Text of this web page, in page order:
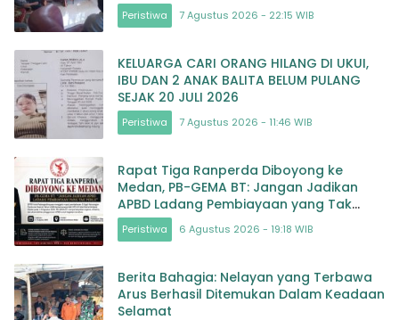
Peristiwa 7 Agustus 2026 - 22:15 WIB
KELUARGA CARI ORANG HILANG DI UKUI,
IBU DAN 2 ANAK BALITA BELUM PULANG
SEJAK 20 JULI 2026
Peristiwa 7 Agustus 2026 - 11:46 WIB
Rapat Tiga Ranperda Diboyong ke
Medan, PB-GEMA BT: Jangan Jadikan
APBD Ladang Pembiayaan yang Tak
Perlu
Peristiwa 6 Agustus 2026 - 19:18 WIB
Berita Bahagia: Nelayan yang Terbawa
Arus Berhasil Ditemukan Dalam Keadaan
Selamat